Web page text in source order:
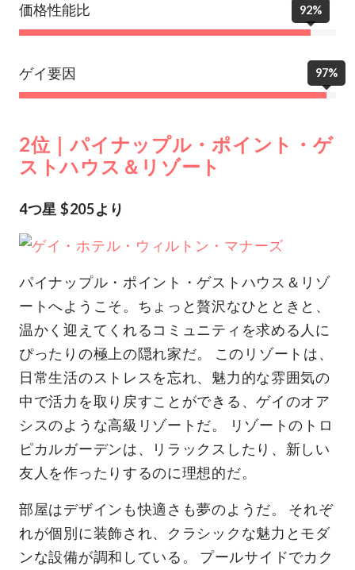
価格性能比 92%
ゲイ要因 97%
2位｜パイナップル・ポイント・ゲ
ストハウス＆リゾート
4つ星 $205より
パイナップル・ポイント・ゲストハウス＆リゾ
ートへようこそ。ちょっと贅沢なひとときと、
温かく迎えてくれるコミュニティを求める人に
ぴったりの極上の隠れ家だ。 このリゾートは、
日常生活のストレスを忘れ、魅力的な雰囲気の
中で活力を取り戻すことができる、ゲイのオア
シスのような高級リゾートだ。 リゾートのトロ
ピカルガーデンは、リラックスしたり、新しい
友人を作ったりするのに理想的だ。
部屋はデザインも快適さも夢のようだ。 それぞ
れが個別に装飾され、クラシックな魅力とモダ
ンな設備が調和している。 プールサイドでカク